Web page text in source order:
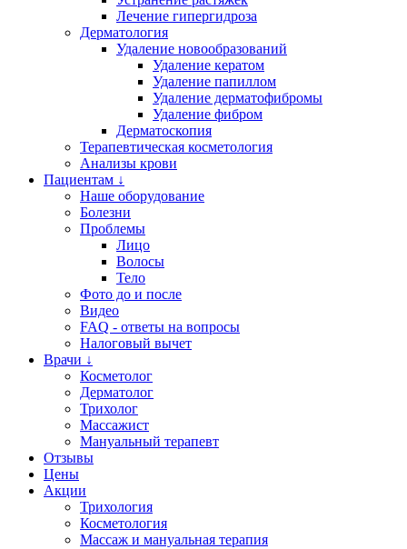
Лечение гипергидроза
Дерматология
Удаление новообразований
Удаление кератом
Удаление папиллом
Удаление дерматофибромы
Удаление фибром
Дерматоскопия
Терапевтическая косметология
Анализы крови
Пациентам ↓
Наше оборудование
Болезни
Проблемы
Лицо
Волосы
Тело
Фото до и после
Видео
FAQ - ответы на вопросы
Налоговый вычет
Врачи ↓
Косметолог
Дерматолог
Трихолог
Массажист
Мануальный терапевт
Отзывы
Цены
Акции
Трихология
Косметология
Массаж и мануальная терапия